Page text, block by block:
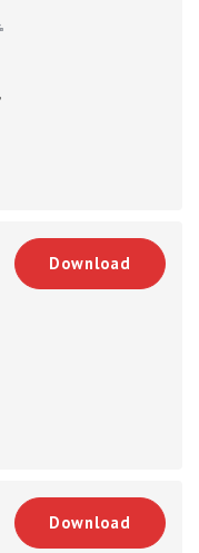
Download
Download